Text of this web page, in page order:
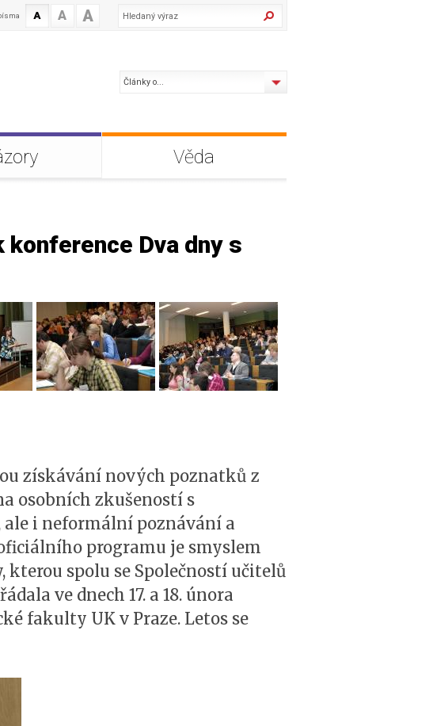
Články o...
Věda
Dva dny s
získávání nových poznatků z
osobních zkušeností s
i neformální poznávání a
programu je smyslem
spolu se Společností učitelů
ve dnech 17. a 18. února
fakulty UK v Praze. Letos se
A A A